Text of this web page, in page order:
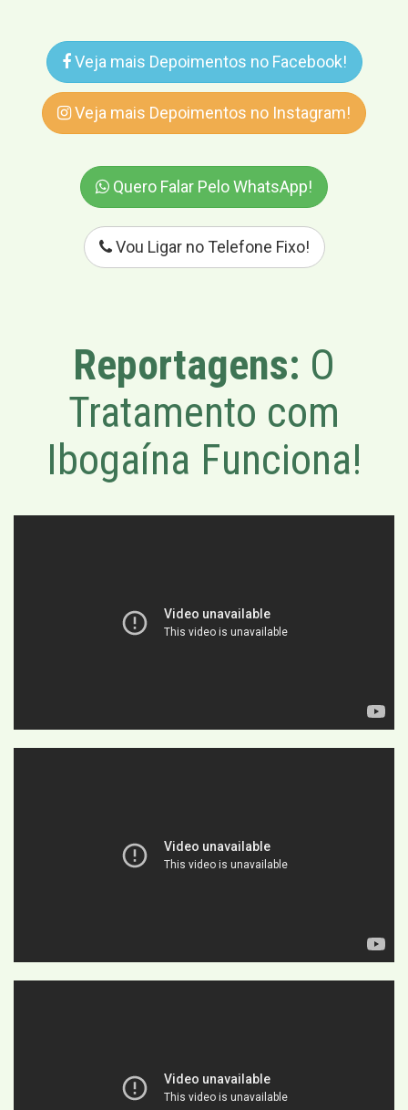
Veja mais Depoimentos no Facebook!
Veja mais Depoimentos no Instagram!
Quero Falar Pelo WhatsApp!
Vou Ligar no Telefone Fixo!
Reportagens: O
Tratamento com
Ibogaína Funciona!